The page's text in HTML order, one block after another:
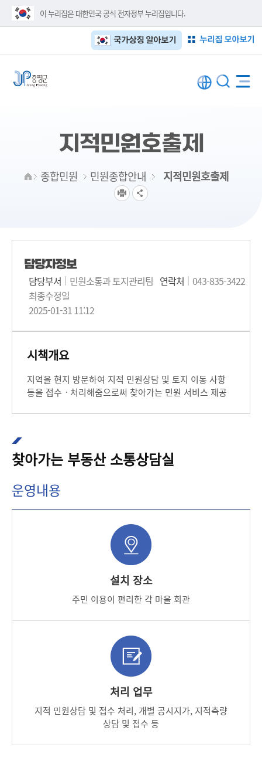
이 누리집은 대한민국 공식 전자정부 누리집입니다.
누리집 모아보기
국가상징 알아보기
지적민원호출제
종합민원 민원종합안내 지적민원호출제
담당자정보
담당부서
민원소통과 토지관리팀 연락처
043-835-3422
최종수정일
2025-01-31 11:12
시책개요
지역을 현지 방문하여 지적 민원상담 및 토지 이동 사항
등을 접수ㆍ처리해줌으로써 찾아가는 민원 서비스 제공
찾아가는 부동산 소통상담실
운영내용
설치 장소
주민 이용이 편리한 각 마을 회관
처리 업무
지적 민원상담 및 접수 처리, 개별 공시지가, 지적측량
상담 및 접수 등